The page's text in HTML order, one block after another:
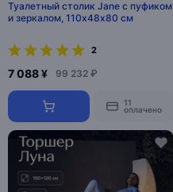
Туалетный столик Jane с пуфиком
и зеркалом, 110х48х80 см
2
7 088 ¥ 99 232 ₽
11
оплачено